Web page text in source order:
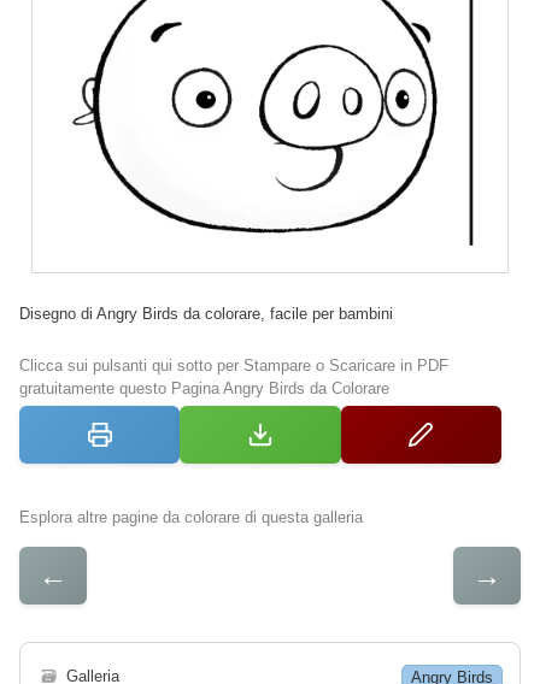
Disegno di Angry Birds da colorare, facile per bambini
Clicca sui pulsanti qui sotto per Stampare o Scaricare in PDF
gratuitamente questo Pagina Angry Birds da Colorare
Esplora altre pagine da colorare di questa galleria
← →
🗃 Galleria Angry Birds